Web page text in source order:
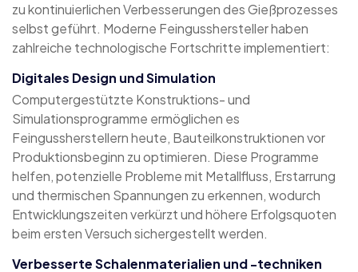
zu kontinuierlichen Verbesserungen des Gießprozesses
selbst geführt. Moderne Feingusshersteller haben
zahlreiche technologische Fortschritte implementiert:
Digitales Design und Simulation
Computergestützte Konstruktions- und
Simulationsprogramme ermöglichen es
Feingussherstellern heute, Bauteilkonstruktionen vor
Produktionsbeginn zu optimieren. Diese Programme
helfen, potenzielle Probleme mit Metallfluss, Erstarrung
und thermischen Spannungen zu erkennen, wodurch
Entwicklungszeiten verkürzt und höhere Erfolgsquoten
beim ersten Versuch sichergestellt werden.
Verbesserte Schalenmaterialien und -techniken